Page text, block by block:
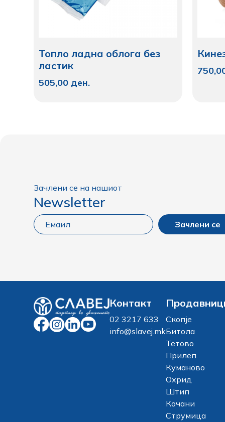
Топло ладна облога без
ластик
505,00 ден.
Зачлени се на нашиот
Newsletter
Зачлени се
Контакт
02 3217 633
info@slavej.mk
Скопје
Битола
Тетово
Прилеп
Куманово
Охрид
Штип
Кочани
Струмица